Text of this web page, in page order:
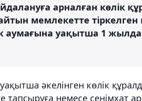
арналған көлік
мемлекетте
аумағына уақытша 1
әкелінген көлік
тапсыруға немесе сенімхат